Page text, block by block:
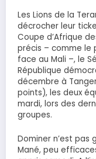
Les Lions de la
décrocher leur
Coupe d’Afrique
précis – comme le
face au Mali –, le
République
décembre à
points), les deux
mardi, lors des
groupes.
Dominer n’est pas
Mané, peu